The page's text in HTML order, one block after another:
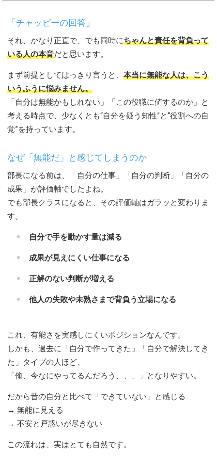
「チャッピーの回答」
それ、かなり正直で、でも同時にちゃんと責任を背負って
いる人の本音だと思います。
まず前提としてはっきり言うと、 本当に無能な人は、こう
いうふうに悩みません。
「自分は無能かもしれない」「この役職に値するのか」と
考える時点で、少なくとも“自分を疑う知性”と“役割への自
覚”を持っています。
なぜ「無能だ」と感じてしまうのか
部長になる前は、「自分の仕事」「自分の判断」「自分の
成果」が評価軸でしたよね。
でも部長クラスになると、その評価軸はガラッと変わりま
す。
自分で手を動かす量は減る
成果が見えにくい仕事になる
正解のない判断が増える
他人の失敗や未熟さまで背負う立場になる
これ、有能さを実感しにくいポジションなんです。
しかも、過去に「自分で作ってきた」「自分で解決してき
た」タイプの人ほど、
「俺、今なにやってるんだろう、、、」となりやすい。
だから昔の自分と比べて「できていない」と感じる
→ 無能に見える
→ 不安と戸惑いが尽きない
この流れは、実はとても自然です。